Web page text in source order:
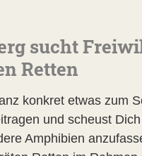
sucht
Retten
konkret etwas zum
und scheust
Amphibien